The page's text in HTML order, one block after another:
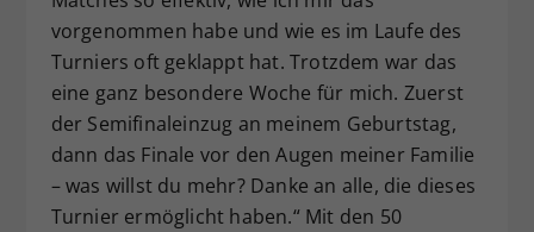
vorgenommen habe und wie es im Laufe des
Turniers oft geklappt hat. Trotzdem war das
eine ganz besondere Woche für mich. Zuerst
der Semifinaleinzug an meinem Geburtstag,
dann das Finale vor den Augen meiner Familie
– was willst du mehr? Danke an alle, die dieses
Turnier ermöglicht haben.“ Mit den 50